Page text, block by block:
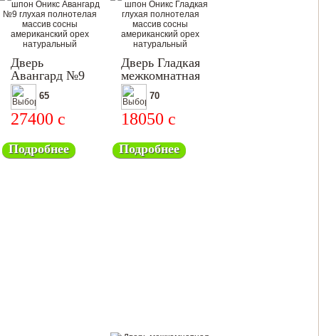
Дверь
Авангард №9
65
27400 c
Подробнее
Дверь Гладкая
межкомнатная
70
18050 c
Подробнее